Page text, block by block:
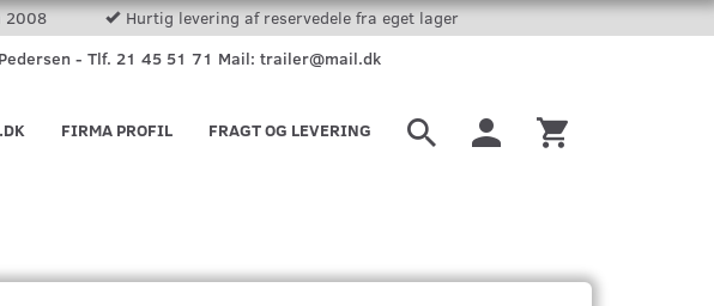
2008
Hurtig levering af reservedele fra eget lager
- Tlf. 21 45 51 71 Mail: trailer@mail.dk
FRAGT OG LEVERING
FIRMA PROFIL